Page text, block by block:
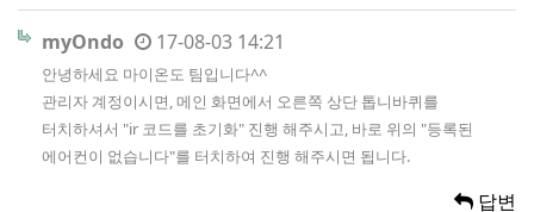
myOndo 17-08-03 14:21
안녕하세요 마이온도 팀입니다^^
관리자 계정이시면, 메인 화면에서 오른쪽 상단 톱니바퀴를
터치하셔서 "ir 코드를 초기화" 진행 해주시고, 바로 위의 "등록된
에어컨이 없습니다"를 터치하여 진행 해주시면 됩니다.
답변